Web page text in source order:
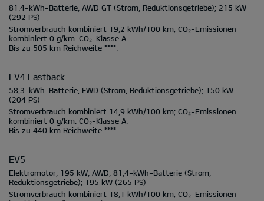
81.4-kWh-Batterie, AWD GT (Strom, Reduktionsgetriebe); 215 kW
(292 PS)
Stromverbrauch kombiniert 19,2 kWh/100 km; CO₂-Emissionen
kombiniert 0 g/km. CO₂-Klasse A.
Bis zu 505 km Reichweite ****.
EV4 Fastback
58,3-kWh-Batterie, FWD (Strom, Reduktionsgetriebe); 150 kW
(204 PS)
Stromverbrauch kombiniert 14,9 kWh/100 km; CO₂-Emissionen
kombiniert 0 g/km. CO₂-Klasse A.
Bis zu 440 km Reichweite ****.
EV5
Elektromotor, 195 kW, AWD, 81,4-kWh-Batterie (Strom,
Reduktionsgetriebe); 195 kW (265 PS)
Stromverbrauch kombiniert 18,1 kWh/100 km; CO₂-Emissionen